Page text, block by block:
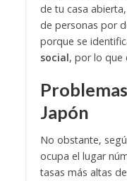
de tu casa
de personas por
porque se
social, por lo que
Japón
No obstante,
ocupa el lugar
tasas más altas de